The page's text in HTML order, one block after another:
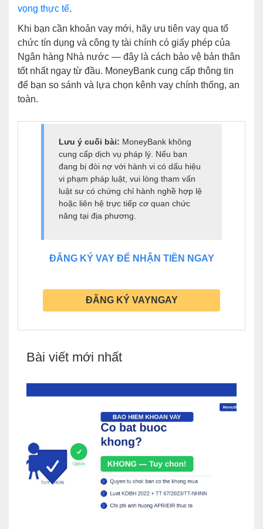
vọng thực tế.
Khi bạn cần khoản vay mới, hãy ưu tiên vay qua tổ
chức tín dụng và công ty tài chính có giấy phép của
Ngân hàng Nhà nước — đây là cách bảo vệ bản thân
tốt nhất ngay từ đầu. MoneyBank cung cấp thông tin
để bạn so sánh và lựa chọn kênh vay chính thống, an
toàn.
Lưu ý cuối bài: MoneyBank không
cung cấp dịch vụ pháp lý. Nếu bạn
đang bị đòi nợ với hành vi có dấu hiệu
vi phạm pháp luật, vui lòng tham vấn
luật sư có chứng chỉ hành nghề hợp lệ
hoặc liên hệ trực tiếp cơ quan chức
năng tại địa phương.
ĐĂNG KÝ VAY ĐỂ NHẬN TIỀN NGAY
ĐĂNG KÝ VAYNGAY
Bài viết mới nhất